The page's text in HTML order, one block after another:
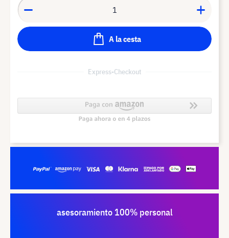
A la cesta
Express-Checkout
asesoramiento 100% personal